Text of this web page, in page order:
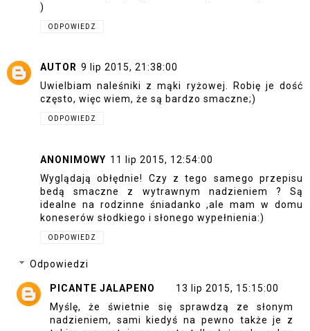
)
ODPOWIEDZ
AUTOR 9 lip 2015, 21:38:00
Uwielbiam naleśniki z mąki ryżowej. Robię je dość
często, więc wiem, że są bardzo smaczne;)
ODPOWIEDZ
ANONIMOWY 11 lip 2015, 12:54:00
Wyglądają obłędnie! Czy z tego samego przepisu
bedą smaczne z wytrawnym nadzieniem ? Są
idealne na rodzinne śniadanko ,ale mam w domu
koneserów słodkiego i słonego wypełnienia:)
ODPOWIEDZ
Odpowiedzi
PICANTE JALAPENO
13 lip 2015, 15:15:00
Myślę, że świetnie się sprawdzą ze słonym
nadzieniem, sami kiedyś na pewno także je z